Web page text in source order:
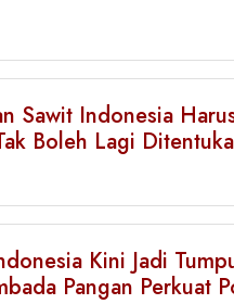
Sawit Indonesia
Boleh Lagi
Kini Jadi
Pangan Perkuat